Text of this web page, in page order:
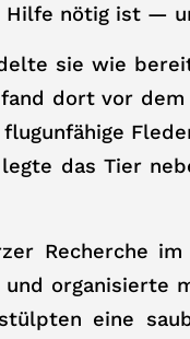
nötig ist —
sie wie
dort vor dem
das Tier
Recherche
organisierte
eine